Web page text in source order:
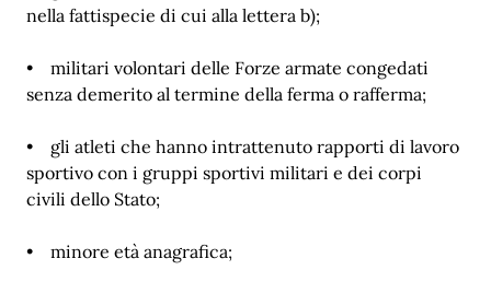
nella fattispecie di cui alla lettera b);
• militari volontari delle Forze armate congedati
senza demerito al termine della ferma o rafferma;
• gli atleti che hanno intrattenuto rapporti di lavoro
sportivo con i gruppi sportivi militari e dei corpi
civili dello Stato;
• minore età anagrafica;